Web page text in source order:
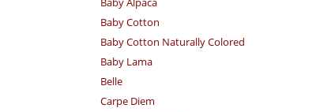
Baby Cotton
Baby Cotton Naturally Colored
Baby Lama
Belle
Carpe Diem